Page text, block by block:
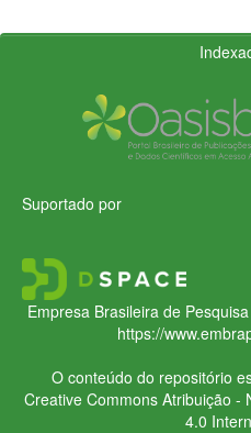
Suportado por
Empresa Brasileira de
https://
O conteúdo do repositório
Creative CommonsAtribuição -
4.0